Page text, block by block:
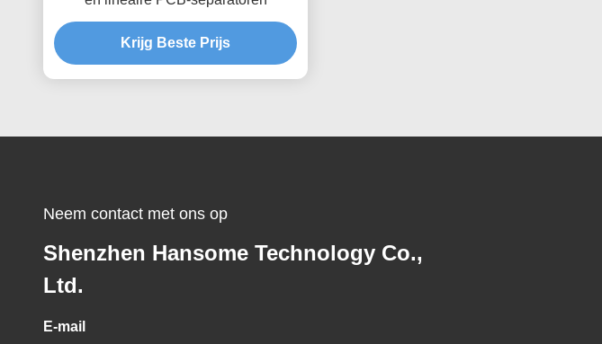
Krijg Beste Prijs
Neem contact met ons op
Shenzhen Hansome Technology Co.,
Ltd.
E-mail